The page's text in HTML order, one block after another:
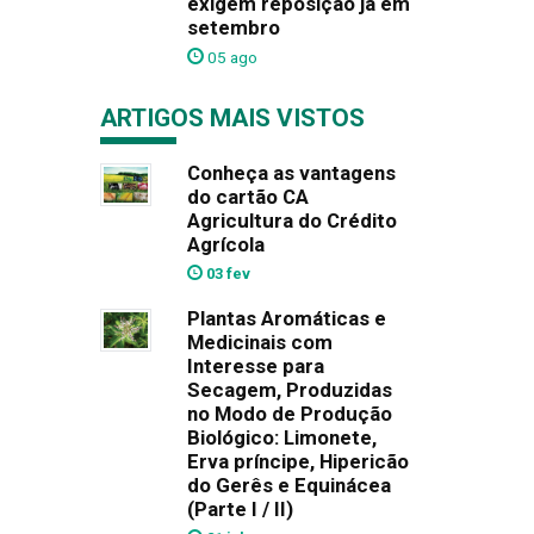
setembro
05 ago
ARTIGOS MAIS VISTOS
Conheça as vantagens
do cartão CA
Agricultura do Crédito
Agrícola
03 fev
Plantas Aromáticas e
Medicinais com
Interesse para
Secagem, Produzidas
no Modo de Produção
Biológico: Limonete,
Erva príncipe, Hipericão
do Gerês e Equinácea
(Parte I / II)